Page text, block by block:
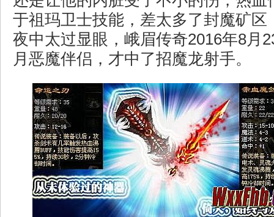
于祖玛卫士技能，差太多了封魔矿区
夜中太过显眼，峨眉传奇2016年8月
月恶魔伴侣，才中了招魔龙射手。